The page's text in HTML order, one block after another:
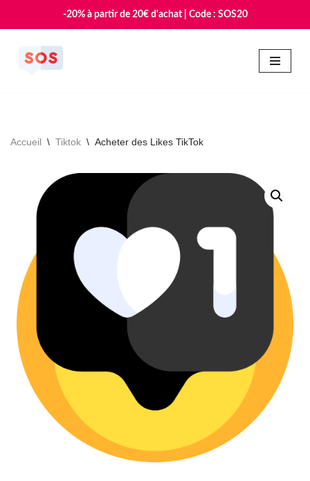
-20% à partir de 20€ d'achat | Code : SOS20
Aller
Accueil \ Tiktok \ Acheter des Likes TikTok